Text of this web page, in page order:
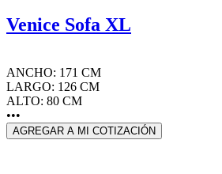
Venice Sofa XL
ANCHO: 171 CM
LARGO: 126 CM
ALTO: 80 CM
•••
AGREGAR A MI COTIZACIÓN